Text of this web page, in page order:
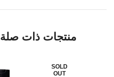
منتجات ذات صلة
SOLD
OUT